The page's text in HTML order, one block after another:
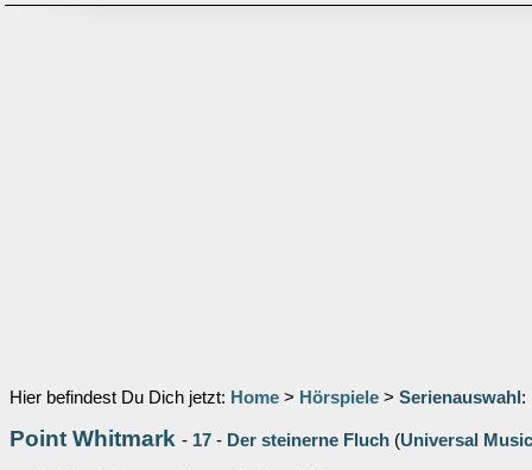
Hier befindest Du Dich jetzt: Home > Hörspiele > Serienauswahl :
Point Whitmark - 17 - Der steinerne Fluch (Universal Music